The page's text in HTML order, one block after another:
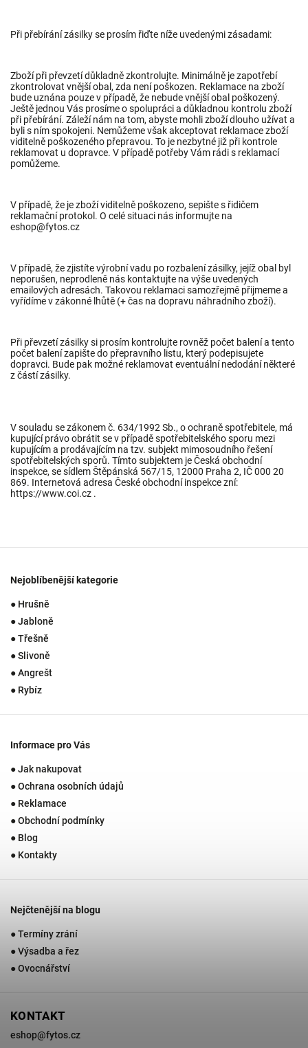
Při přebírání zásilky se prosím řiďte níže uvedenými zásadami:
Zboží při převzetí důkladně zkontrolujte. Minimálně je zapotřebí
zkontrolovat vnější obal, zda není poškozen. Reklamace na zboží
bude uznána pouze v případě, že nebude vnější obal poškozený.
Ještě jednou Vás prosíme o spolupráci a důkladnou kontrolu zboží
při přebírání. Záleží nám na tom, abyste mohli zboží dlouho užívat a
byli s ním spokojeni. Nemůžeme však akceptovat reklamace zboží
viditelně poškozeného přepravou. To je nezbytné již při kontrole
reklamovat u dopravce. V případě potřeby Vám rádi s reklamací
pomůžeme.
V případě, že je zboží viditelně poškozeno, sepište s řidičem
reklamační protokol. O celé situaci nás informujte na
eshop@fytos.cz
V případě, že zjistíte výrobní vadu po rozbalení zásilky, jejíž obal byl
neporušen, neprodleně nás kontaktujte na výše uvedených
emailových adresách. Takovou reklamaci samozřejmě přijmeme a
vyřídíme v zákonné lhůtě (+ čas na dopravu náhradního zboží).
Při převzetí zásilky si prosím kontrolujte rovněž počet balení a tento
počet balení zapište do přepravního listu, který podepisujete
dopravci. Bude pak možné reklamovat eventuální nedodání některé
z částí zásilky.
V souladu se zákonem č. 634/1992 Sb., o ochraně spotřebitele, má
kupující právo obrátit se v případě spotřebitelského sporu mezi
kupujícím a prodávajícím na tzv. subjekt mimosoudního řešení
spotřebitelských sporů. Tímto subjektem je Česká obchodní
inspekce, se sídlem Štěpánská 567/15, 12000 Praha 2, IČ 000 20
869. Internetová adresa České obchodní inspekce zní:
https://www.coi.cz .
Nejoblíbenější kategorie
● Hrušně
● Jabloně
● Třešně
● Slivoně
● Angrešt
● Rybíz
Informace pro Vás
● Jak nakupovat
● Ochrana osobních údajů
● Reklamace
● Obchodní podmínky
● Blog
● Kontakty
Nejčtenější na blogu
● Termíny zrání
● Výsadba a řez
● Ovocnářství
KONTAKT
eshop@fytos.cz